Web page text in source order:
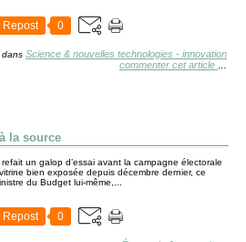
Repost 0
dans Science & nouvelles technologies - innovation
commenter cet article
la source
un galop d’essai avant la campagne électorale
bien exposée depuis décembre dernier, ce
du Budget lui-même,...
Repost 0